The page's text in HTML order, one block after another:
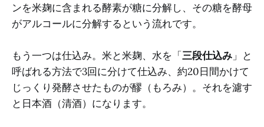
ンを米麹に含まれる酵素が糖に分解し、その糖を酵母
がアルコールに分解するという流れです。
もう一つは仕込み。米と米麹、水を「三段仕込み 」と
呼ばれる方法で3回に分けて仕込み、約20日間かけて
じっくり発酵させたものが醪（もろみ）。それを濾す
と日本酒（清酒）になります。